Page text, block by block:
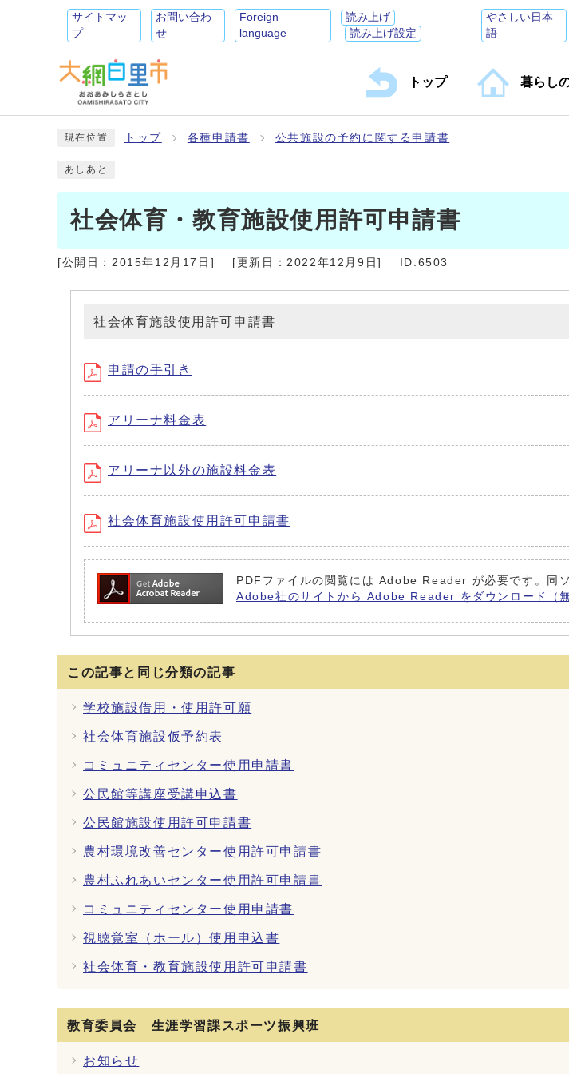
サイトマッ
プ
お問い合わ
せ
Foreign
language
読み上げ
読み上げ設定
やさしい日本
語
トップ 暮らし
現在位置 トップ 各種申請書 公共施設の予約に関する申請書
あしあと
社会体育・教育施設使用許可申請書
[公開日： 2015年12月17日 ] [更新日：2022年12月9日] ID:6503
社会体育施設使用許可申請書
申請の手引き
アリーナ料金表
アリーナ以外の施設料金表
社会体育施設使用許可申請書
PDFファイルの閲覧には Adobe Reader が必要です。同
Adobe社のサイトから Adobe Reader をダウンロード（無
この記事と同じ分類の記事
学校施設借用・使用許可願
社会体育施設仮予約表
コミュニティセンター使用申請書
公民館等講座受講申込書
公民館施設使用許可申請書
農村環境改善センター使用許可申請書
農村ふれあいセンター使用許可申請書
コミュニティセンター使用申請書
視聴覚室（ホール）使用申込書
社会体育・教育施設使用許可申請書
教育委員会 生涯学習課スポーツ振興班
お知らせ